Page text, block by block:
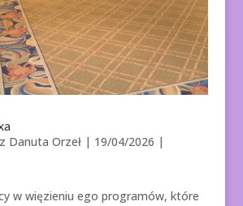
Danuta Orzeł| 19/04/2026 |
w więzieniu ego programów, które